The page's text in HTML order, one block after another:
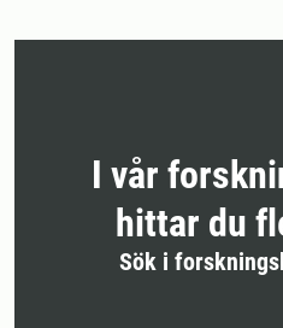
I vår
hittar du
Sök i